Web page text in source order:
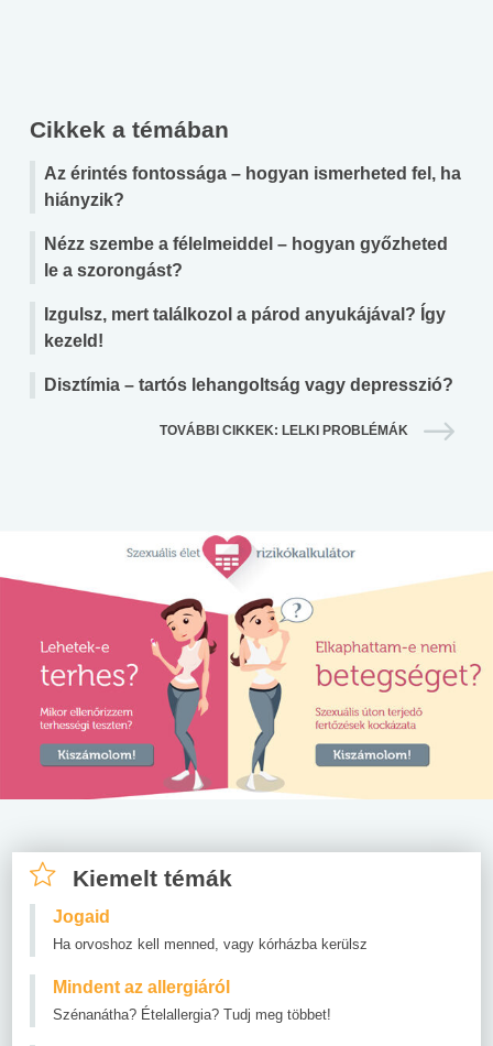
Cikkek a témában
Az érintés fontossága – hogyan ismerheted fel, ha
hiányzik?
Nézz szembe a félelmeiddel – hogyan győzheted
le a szorongást?
Izgulsz, mert találkozol a párod anyukájával? Így
kezeld!
Disztímia – tartós lehangoltság vagy depresszió?
TOVÁBBI CIKKEK: LELKI PROBLÉMÁK
Kiemelt témák
Jogaid
Ha orvoshoz kell menned, vagy kórházba kerülsz
Mindent az allergiáról
Szénanátha? Ételallergia? Tudj meg többet!